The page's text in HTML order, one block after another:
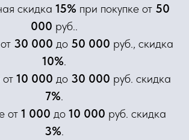
скидка 15% при покупке от 50
000 руб..
30 000 до 50 000 руб., скидка
10%.
10 000 до 30 000 руб. скидка
7%.
от 1 000 до 10 000 руб. скидка
3%.